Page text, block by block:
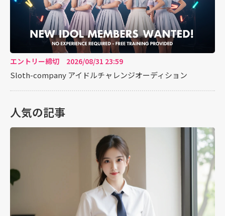
エントリー締切 2026/08/31 23:59
Sloth-company アイドルチャレンジオーディション
人気の記事